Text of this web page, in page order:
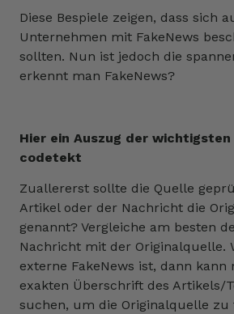
Diese Bespiele zeigen, dass sich
Unternehmen mit FakeNews
sollten. Nun ist jedoch die
erkennt man FakeNews?
Hier ein Auszug der
codetekt
Zuallererst sollte die Quelle
Artikel oder der Nachricht die
genannt? Vergleiche am besten
Nachricht mit der Originalquelle.
externe FakeNews ist, dann kann
exakten Überschrift des Artikels/
suchen, um die Originalquelle zu